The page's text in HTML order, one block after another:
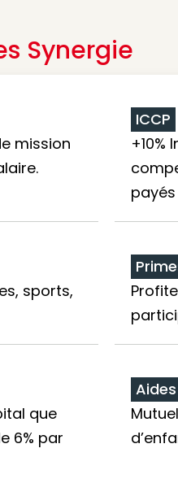
Synergie
mission
ICCP
+10%
sports,
que
6% par
Aides